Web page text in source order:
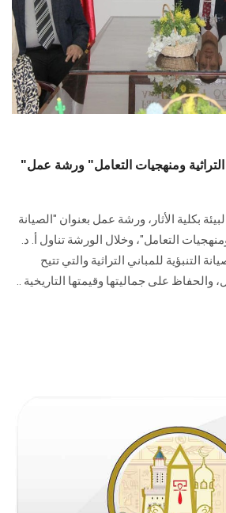
الطلاب
هيئة التدريس
الدراسات العليا
الزائـرون
سجل الان
"الصيانة التنبؤية للمباني التراثية ومنهجيات التعامل" ورشة عمل
بكلية الأثار، ورشة عمل ‏بعنوان "الصيانة
ومنهجيات التعامل"، وخلال الورشة تناول أ. د.
التنبؤية للمباني التراثية والتي تتيح
والحفاظ على جماليتها وقيمتها التاريخية ..